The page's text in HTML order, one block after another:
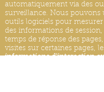
automatiquement via des
surveillance. Nous pouvons
outils logiciels pour
des informations de
temps de réponse des
visites sur certaines pages,
informations d'interaction